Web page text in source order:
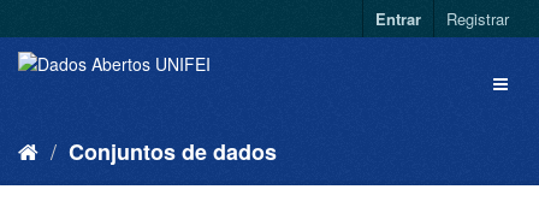
Entrar Registrar
Conjuntos de dados